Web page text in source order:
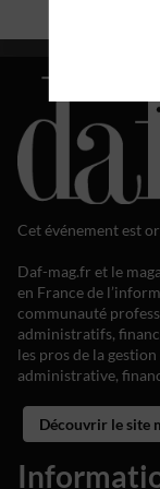
Cet événement est
Daf-mag.fr et le
en France de
communauté
administratifs,
les pros de la
administrative,
Découvrir le site